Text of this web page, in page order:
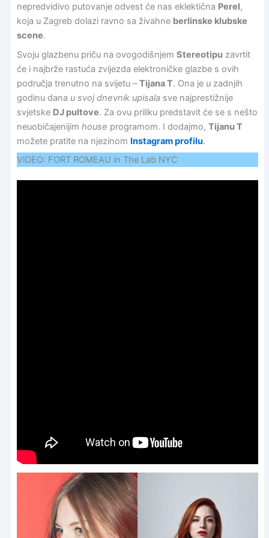
nepredvidivo putovanje odvest će nas eklektična Perel,
koja u Zagreb dolazi ravno sa živahne berlinske klubske
scene.
Svoju glazbenu priču na ovogodišnjem Stereotipu zavrtit
će i najbrže rastuća zvijezda elektroničke glazbe s ovih
područja trenutno na svijetu –Tijana T. Ona je u zadnjih
godinu dana u svoj dnevnik upisalasve najprestižnije
svjetske DJ pultove. Za ovu priliku predstavit će se s nešto
neuobičajenijim house programom. I dodajmo, Tijanu T
možete pratite na njezinom Instagram profilu.
VIDEO: FORT ROMEAU in The Lab NYC